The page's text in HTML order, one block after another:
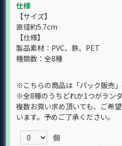
仕様
【サイズ】
直径約5.7cm
【仕様】
製品素材：PVC、鉄、PET
種類数：全8種
※こちらの商品は「パック販売」
※全8種のうちどれか1つがラン
複数お買い求め頂いても、ご希
います。予めご了承ください。
個